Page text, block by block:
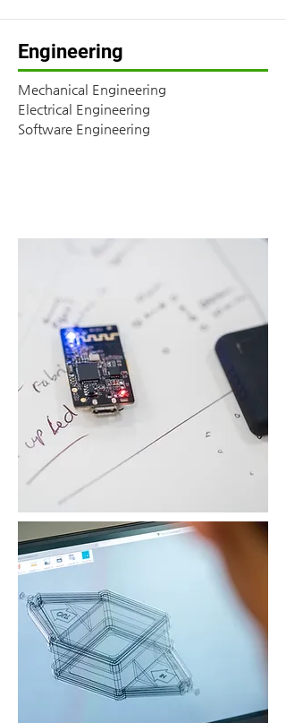
Engineering
Mechanical Engineering
Electrical Engineering
Software Engineering